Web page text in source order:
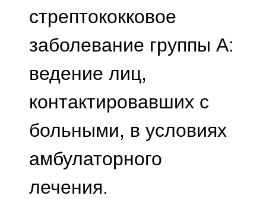
стрептококковое
заболевание группы А:
ведение лиц,
контактировавших с
больными, в условиях
амбулаторного
лечения.